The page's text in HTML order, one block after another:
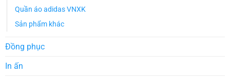
Quần áo adidas VNXK
Sản phẩm khác
Đồng phục
In ấn